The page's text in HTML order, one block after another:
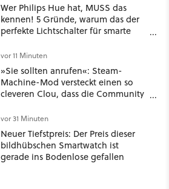
Wer Philips Hue hat, MUSS das
kennen! 5 Gründe, warum das der
perfekte Lichtschalter für smarte
vor 11 Minuten
»Sie sollten anrufen«: Steam-
Machine-Mod versteckt einen so
cleveren Clou, dass die Community
gleich so macht
vor 31 Minuten
Neuer Tiefstpreis: Der Preis dieser
bildhübschen Smartwatch ist
gerade ins Bodenlose gefallen